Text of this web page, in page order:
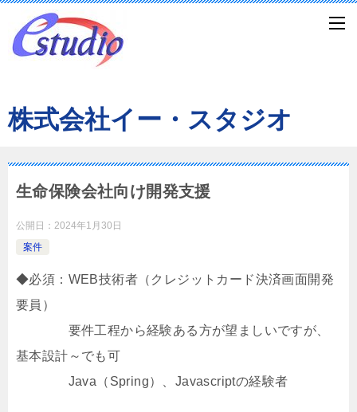
株式会社イー・スタジオ
生命保険会社向け開発支援
公開日： 2024年1月30日
案件
◆必須：WEB技術者（クレジットカード決済画面開発
要員）
要件工程から経験ある方が望ましいですが、
基本設計～でも可
Java（Spring）、Javascriptの経験者